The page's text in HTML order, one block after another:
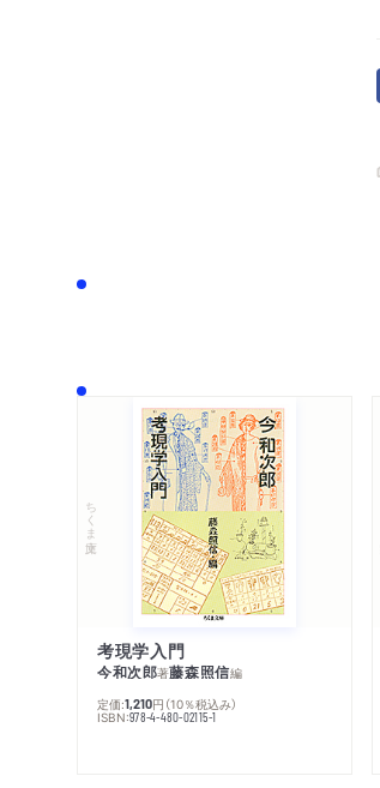
ちくま文庫
考現学入門
今和次郎著藤森照信編
定価:1,210円 （10％税込み）
ISBN:978-4-480-02115-1